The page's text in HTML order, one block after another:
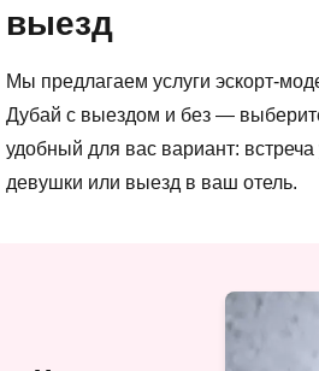
выезд
Мы предлагаем услуги эскорт-
Дубай с выездом и без —
удобный для вас вариант: встреча
девушки или выезд в ваш отель.